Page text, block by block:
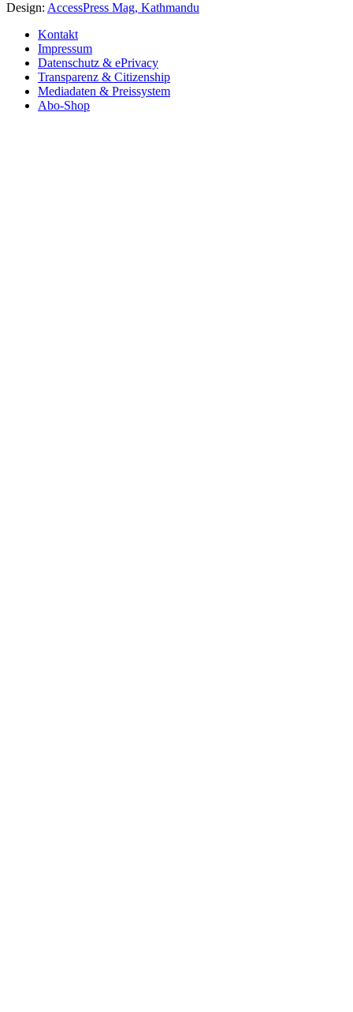
Design: AccessPress Mag, Kathmandu
Kontakt
Impressum
Datenschutz & ePrivacy
Transparenz & Citizenship
Mediadaten & Preissystem
Abo-Shop